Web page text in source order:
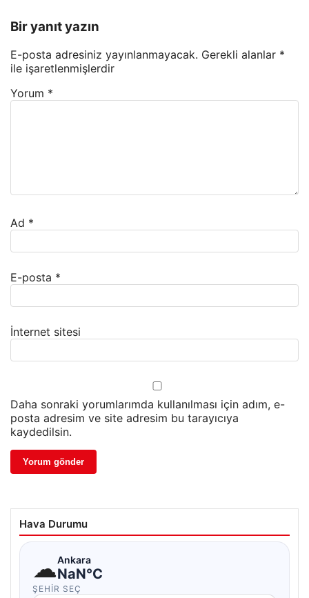
Bir yanıt yazın
E-posta adresiniz yayınlanmayacak. Gerekli alanlar *
ile işaretlenmişlerdir
Yorum *
Ad *
E-posta *
İnternet sitesi
Daha sonraki yorumlarımda kullanılması için adım, e-
posta adresim ve site adresim bu tarayıcıya
kaydedilsin.
Hava Durumu
☁Ankara
NaN°C
ŞEHIR SEÇ